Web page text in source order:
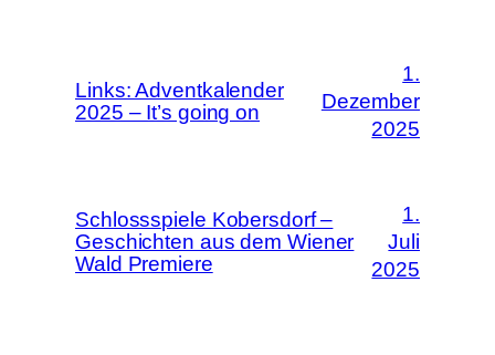
Links: Adventkalender
2025 – It’s going on
1.
Dezember
2025
Schlossspiele Kobersdorf –
Geschichten aus dem Wiener
Wald Premiere
1.
Juli
2025